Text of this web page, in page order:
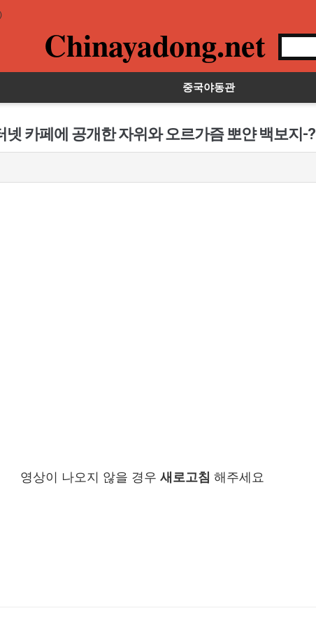
Chinayadong.net
중국야동관
넷 카페에 공개한 자위와 오르가즘 뽀얀 백보지-?
영상이 나오지 않을 경우 새로고침 해주세요